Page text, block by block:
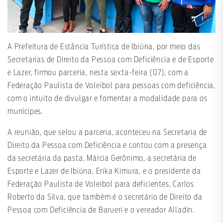
A Prefeitura de Estância Turística de Ibiúna, por meio das
Secretarias de Direito da Pessoa com Deficiência e de Esporte
e Lazer, firmou parceria, nesta sexta-feira (07), com a
Federação Paulista de Voleibol para pessoas com deficiência,
com o intuito de divulgar e fomentar a modalidade para os
munícipes.
A reunião, que selou a parceria, aconteceu na Secretaria de
Direito da Pessoa com Deficiência e contou com a presença
da secretária da pasta, Márcia Gerônimo, a secretária de
Esporte e Lazer de Ibiúna, Erika Kimura, e o presidente da
Federação Paulista de Voleibol para deficientes, Carlos
Roberto da Silva, que também é o secretário de Direito da
Pessoa com Deficiência de Barueri e o vereador Alladin.